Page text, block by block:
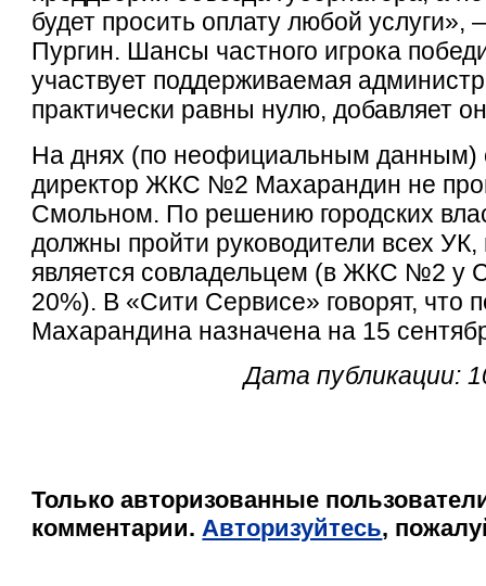
будет просить оплату любой услуги»,
Пургин. Шансы частного игрока
участвует поддерживаемая
практически равны нулю, добавляет
На днях (по неофициальным данным)
директор ЖКС №2 Махарандин не
Смольном. По решению городских
должны пройти руководители всех УК,
является совладельцем (в ЖКС №2 у
20%). В «Сити Сервисе» говорят, что
Махарандина назначена на 15
Дата публикации:
Только авторизованные
комментарии. Авторизуйтесь,